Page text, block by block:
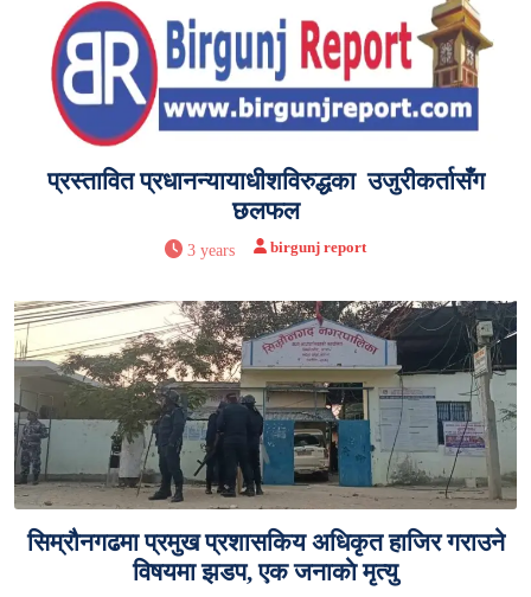
प्रस्तावित प्रधानन्यायाधीशविरुद्धका उजुरीकर्तासँग
छलफल
3 years birgunj report
सिम्रौनगढमा प्रमुख प्रशासकिय अधिकृत हाजिर गराउने
विषयमा झडप, एक जनाकाे मृत्यु